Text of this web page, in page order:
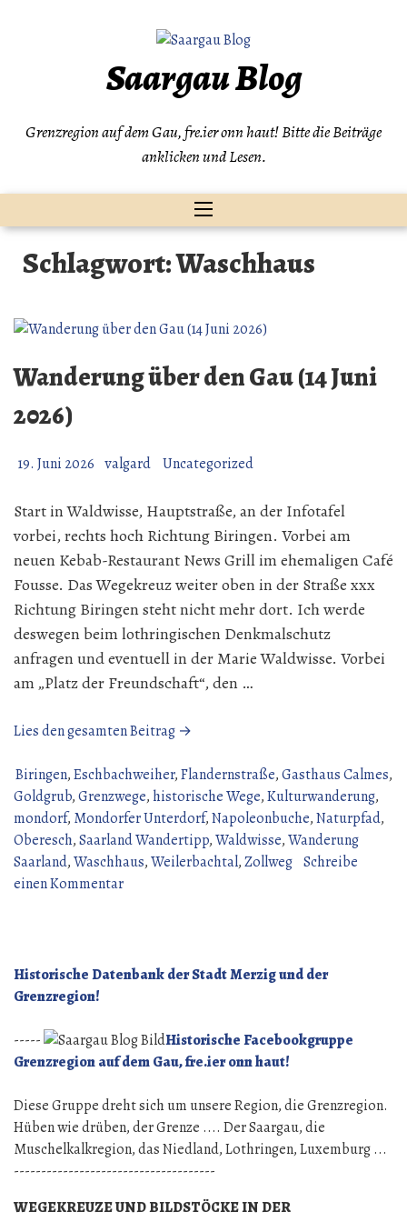
Saargau Blog
Grenzregion auf dem Gau, fre.ier onn haut! Bitte die Beiträge
anklicken und Lesen.
Schlagwort:Waschhaus
Wanderung über den Gau (14 Juni
2026)
19. Juni 2026 valgard Uncategorized
Start in Waldwisse, Hauptstraße, an der Infotafel
vorbei, rechts hoch Richtung Biringen. Vorbei am
neuen Kebab-Restaurant News Grill im ehemaligen Café
Fousse. Das Wegekreuz weiter oben in der Straße xxx
Richtung Biringen steht nicht mehr dort. Ich werde
deswegen beim lothringischen Denkmalschutz
anfragen und eventuell in der Marie Waldwisse. Vorbei
am „Platz der Freundschaft“, den …
Lies den gesamten Beitrag →
den
Gau
(14
Juni
2026)“
Biringen,Eschbachweiher,Flandernstraße,Gasthaus Calmes,
Goldgrub,Grenzwege, historische Wege,Kulturwanderung,
mondorf, Mondorfer Unterdorf,Napoleonbuche,Naturpfad,
Oberesch,Saarland Wandertipp,Waldwisse,Wanderung
Saarland,Waschhaus,Weilerbachtal,Zollweg Schreibe
einen Kommentarzu
Gau
2026)
Historische Datenbank der Stadt Merzig und der
Grenzregion!
-----
Historische Facebookgruppe
Grenzregion auf dem Gau, fre.ier onn haut!
Diese Gruppe dreht sich um unsere Region, die Grenzregion.
Hüben wie drüben, der Grenze .... Der Saargau, die
Muschelkalkregion, das Niedland, Lothringen, Luxemburg ...
-------------------------------------
WEGEKREUZE UND BILDSTÖCKE IN DER